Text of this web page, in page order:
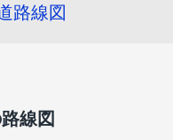
路線図
線図